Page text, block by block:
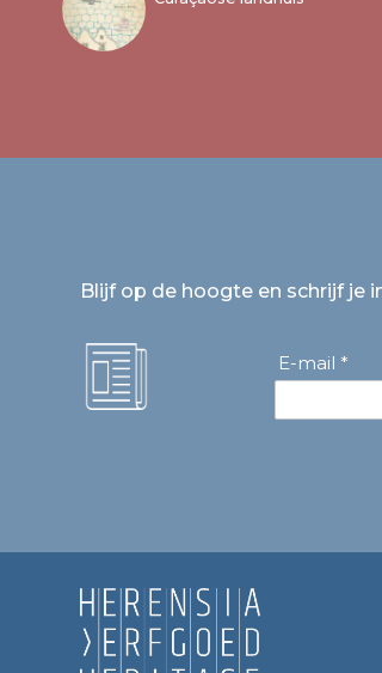
Blijf op de hoogte en schrijf je
E-mail *